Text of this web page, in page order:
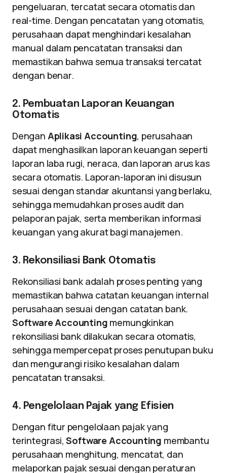
pengeluaran, tercatat secara otomatis dan
real-time. Dengan pencatatan yang otomatis,
perusahaan dapat menghindari kesalahan
manual dalam pencatatan transaksi dan
memastikan bahwa semua transaksi tercatat
dengan benar.
2. Pembuatan Laporan Keuangan
Otomatis
Dengan Aplikasi Accounting, perusahaan
dapat menghasilkan laporan keuangan seperti
laporan laba rugi, neraca, dan laporan arus kas
secara otomatis. Laporan-laporan ini disusun
sesuai dengan standar akuntansi yang berlaku,
sehingga memudahkan proses audit dan
pelaporan pajak, serta memberikan informasi
keuangan yang akurat bagi manajemen.
3. Rekonsiliasi Bank Otomatis
Rekonsiliasi bank adalah proses penting yang
memastikan bahwa catatan keuangan internal
perusahaan sesuai dengan catatan bank.
Software Accounting memungkinkan
rekonsiliasi bank dilakukan secara otomatis,
sehingga mempercepat proses penutupan buku
dan mengurangi risiko kesalahan dalam
pencatatan transaksi.
4. Pengelolaan Pajak yang Efisien
Dengan fitur pengelolaan pajak yang
terintegrasi,Software Accounting membantu
perusahaan menghitung, mencatat, dan
melaporkan pajak sesuai dengan peraturan